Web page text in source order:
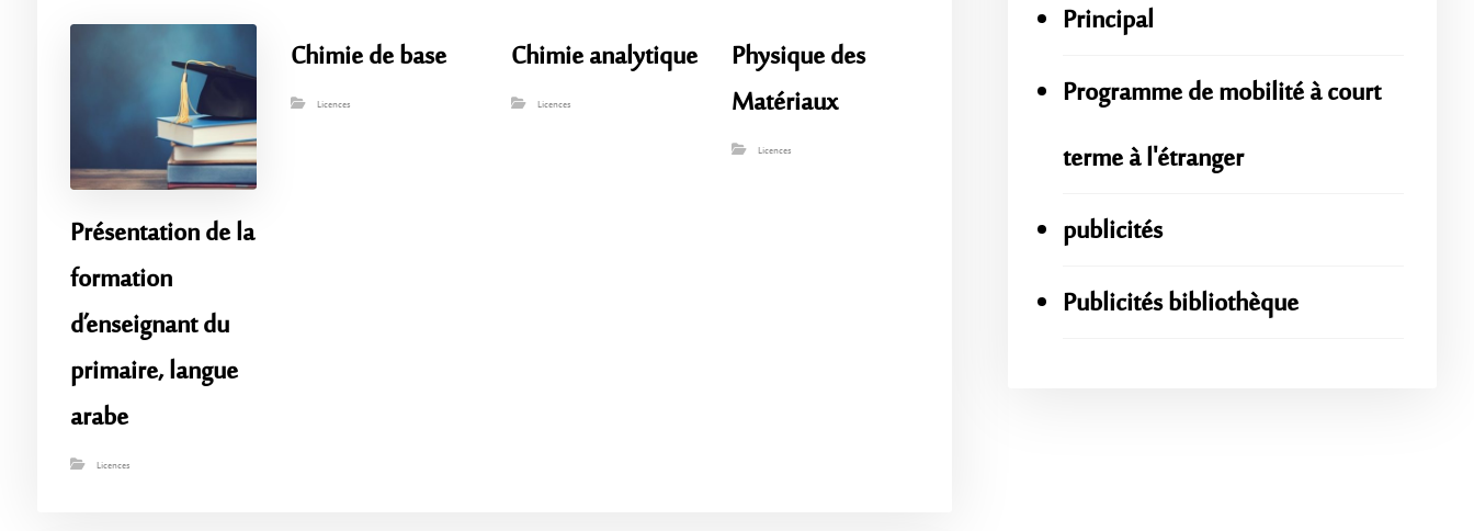
Présentation de la
formation
d’enseignant du
primaire, langue
arabe
Licences
Chimie de base
Licences
Chimie analytique
Licences
Physique des
Matériaux
Licences
Principal
Programme de mobilité à court
terme à l'étranger
publicités
Publicités bibliothèque